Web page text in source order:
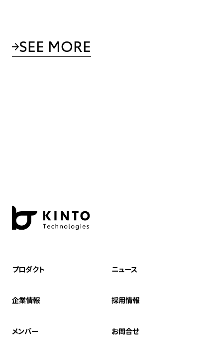
SEE MORE
プロダクト ニュース
企業情報 採用情報
メンバー お問合せ